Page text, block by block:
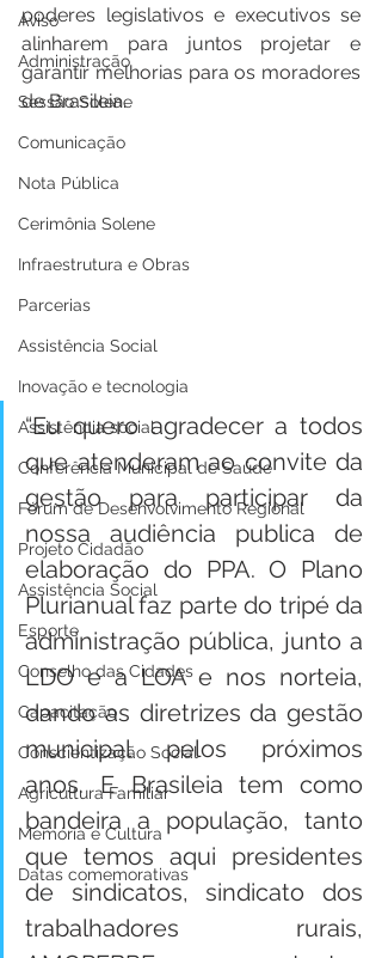
Aviso
Administração
Sessão Solene
Comunicação
Nota Pública
Cerimônia Solene
Infraestrutura e Obras
Parcerias
Assistência Social
Inovação e tecnologia
Assistência social
Conferência Municipal de Saúde
Fórum de Desenvolvimento Regional
Projeto Cidadão
Assistência Social
Esporte
Conselho das Cidades
Capacitação
Conscientização Social
Agricultura Familiar
Memória e Cultura
Datas comemorativas
poderes legislativos e executivos se
alinharem para juntos projetar e
garantir melhorias para os moradores
de Brasileia.
“Eu quero agradecer a todos
que atenderam ao convite da
gestão para participar da
nossa audiência publica de
elaboração do PPA. O Plano
Plurianual faz parte do tripé da
administração pública, junto a
LDO e a LOA e nos norteia,
dando as diretrizes da gestão
municipal pelos próximos
anos. E Brasileia tem como
bandeira a população, tanto
que temos aqui presidentes
de sindicatos, sindicato dos
trabalhadores rurais,